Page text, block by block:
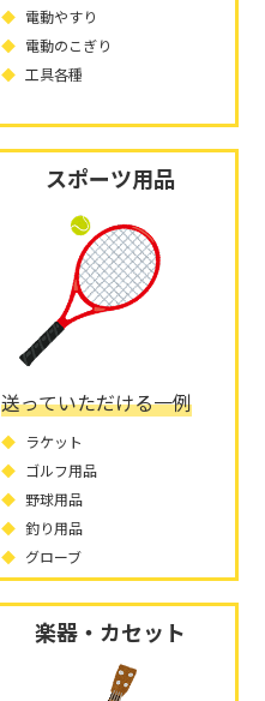
電動やすり
電動のこぎり
工具各種
スポーツ用品
送っていただける一例
ラケット
ゴルフ用品
野球用品
釣り用品
グローブ
楽器・カセット